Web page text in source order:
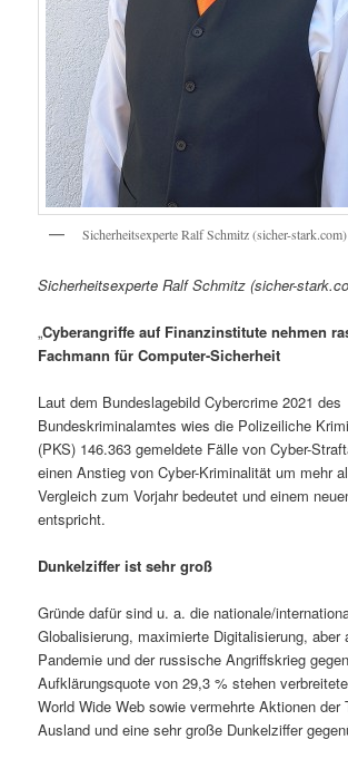
Sicherheitsexperte Ralf Schmitz (sicher-stark.com)
Sicherheitsexperte Ralf Schmitz (sicher-
„Cyberangriffe auf Finanzinstitute nehmen
Fachmann für Computer-Sicherheit
Laut dem Bundeslagebild Cybercrime 2021 des
Bundeskriminalamtes wies die Polizeiliche
(PKS) 146.363 gemeldete Fälle von Cyber-
einen Anstieg von Cyber-Kriminalität um mehr
Vergleich zum Vorjahr bedeutet und einem
entspricht.
Dunkelziffer ist sehr groß
Gründe dafür sind u. a. die nationale/
Globalisierung, maximierte Digitalisierung, aber
Pandemie und der russische Angriffskrieg
Aufklärungsquote von 29,3 % stehen
World Wide Web sowie vermehrte Aktionen der
Ausland und eine sehr große Dunkelziffer